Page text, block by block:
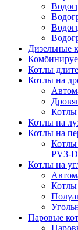
Дизельные
Котлы
Котлы на
Котлы
Котлы на
Котлы на
Котлы
PV3-D
Котлы на
Котлы
Паровые